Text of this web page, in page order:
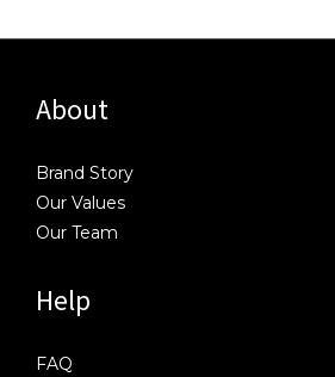
About
Brand Story
Our Values
Our Team
Help
FAQ